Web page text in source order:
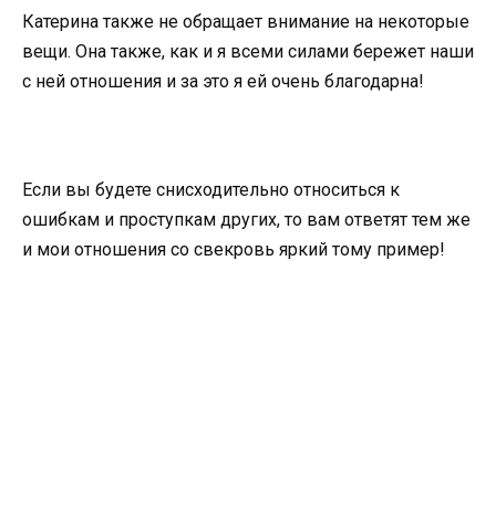
Катерина также не обращает внимание на некоторые
вещи. Она также, как и я всеми силами бережет наши
с ней отношения и за это я ей очень благодарна!
Если вы будете снисходительно относиться к
ошибкам и проступкам других, то вам ответят тем же
и мои отношения со свекровь яркий тому пример!